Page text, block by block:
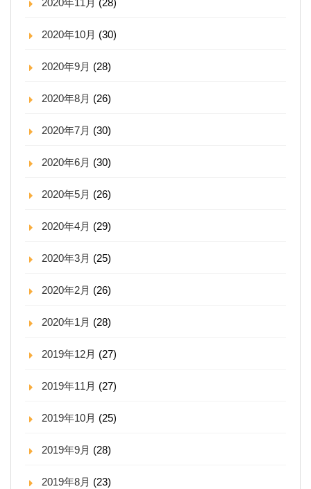
2020年11月 (28)
2020年10月 (30)
2020年9月 (28)
2020年8月 (26)
2020年7月 (30)
2020年6月 (30)
2020年5月 (26)
2020年4月 (29)
2020年3月 (25)
2020年2月 (26)
2020年1月 (28)
2019年12月 (27)
2019年11月 (27)
2019年10月 (25)
2019年9月 (28)
2019年8月 (23)